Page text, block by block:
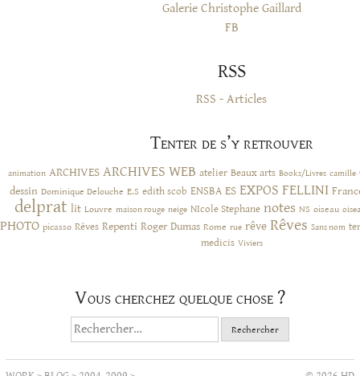
Galerie Christophe Gaillard
FB
RSS
RSS - Articles
Tenter de s’y retrouver
animation ARCHIVES ARCHIVES WEB atelier Beaux arts Books/Livres camille
dessin Dominique Delouche E.S edith scob ENSBA ES EXPOS FELLINI
delprat lit Louvre maison rouge neige NIcole Stephane notes NS oiseau
PHOTO picasso Rêves Repenti Roger Dumas Rome rue rêve Rêves Sans nom
medicis Viviers
Vous cherchez quelque chose ?
Rechercher :